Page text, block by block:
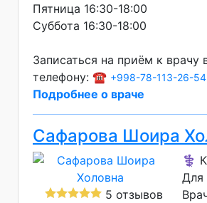
Пятница 16:30-18:00
Суббота 16:30-18:00
Записаться на приём к
телефону: ☎️ +998-78-113-26-54
Подробнее о враче
Сафарова Шоира
5 отзывов
⚕️
Для